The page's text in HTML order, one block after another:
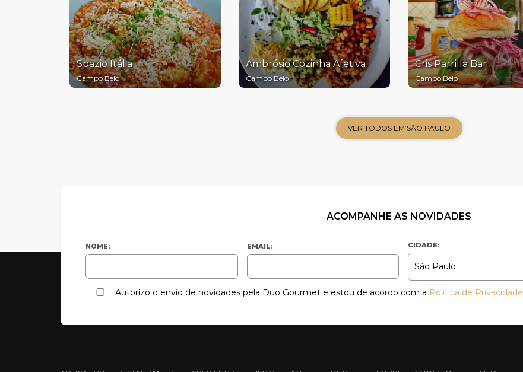
Spazio Itália
Campo Belo
Ambrósio Cozinha Afetiva
Campo Belo
Cris Parrilla Bar
Campo Belo
VER TODOS EM SÃO PAULO
ACOMPANHE AS NOVIDADES
NOME: EMAIL: CIDADE:
Autorizo o envio de novidades pela Duo Gourmet e estou de acordo com a Política de Privacidade